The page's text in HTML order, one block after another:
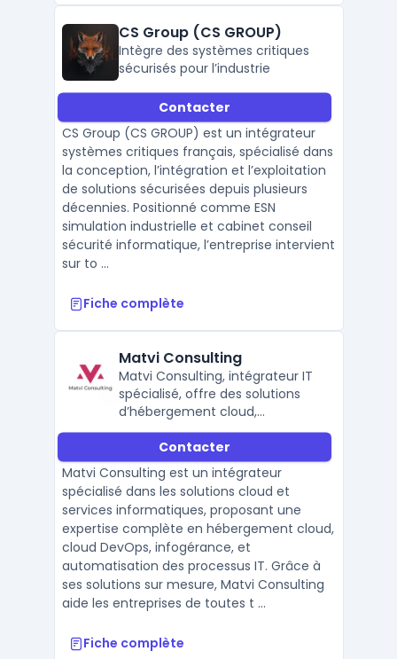
CS Group (CS GROUP)
Intègre des systèmes critiques
sécurisés pour l’industrie
Contacter
CS Group (CS GROUP) est un intégrateur
systèmes critiques français, spécialisé dans
la conception, l’intégration et l’exploitation
de solutions sécurisées depuis plusieurs
décennies. Positionné comme ESN
simulation industrielle et cabinet conseil
sécurité informatique, l’entreprise intervient
sur to ...
Fiche complète
Matvi Consulting
Matvi Consulting, intégrateur IT
spécialisé, offre des solutions
d’hébergement cloud,
infogérance, et automatisation
pour optimiser les
infrastructures et processus IT.
Contacter
Matvi Consulting est un intégrateur
spécialisé dans les solutions cloud et
services informatiques, proposant une
expertise complète en hébergement cloud,
cloud DevOps, infogérance, et
automatisation des processus IT. Grâce à
ses solutions sur mesure, Matvi Consulting
aide les entreprises de toutes t ...
Fiche complète